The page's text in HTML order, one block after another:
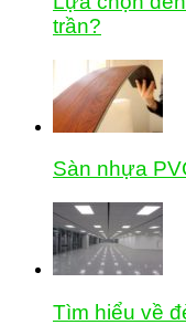
trần?
Sàn nhựa
Tìm hiểu về